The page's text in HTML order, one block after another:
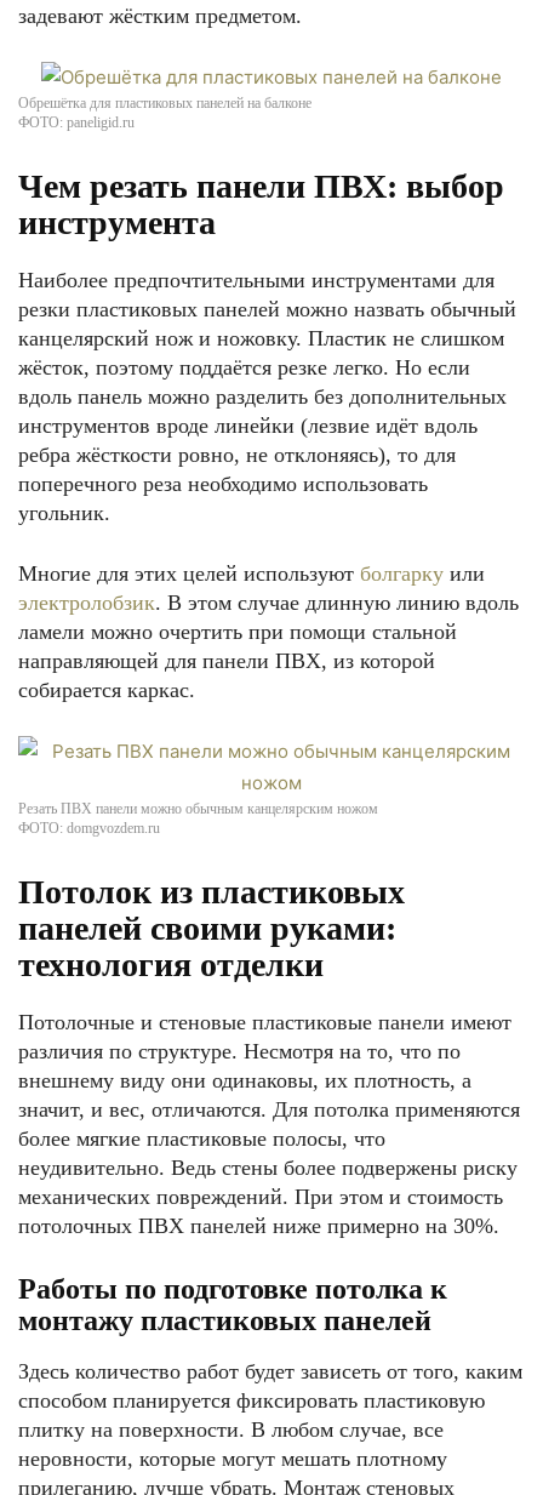
задевают жёстким предметом.
Обрешётка для пластиковых панелей на балконе
ФОТО: paneligid.ru
Чем резать панели ПВХ: выбор
инструмента
Наиболее предпочтительными инструментами для
резки пластиковых панелей можно назвать обычный
канцелярский нож и ножовку. Пластик не слишком
жёсток, поэтому поддаётся резке легко. Но если
вдоль панель можно разделить без дополнительных
инструментов вроде линейки (лезвие идёт вдоль
ребра жёсткости ровно, не отклоняясь), то для
поперечного реза необходимо использовать
угольник.
Многие для этих целей используют болгарку или
электролобзик. В этом случае длинную линию вдоль
ламели можно очертить при помощи стальной
направляющей для панели ПВХ, из которой
собирается каркас.
Резать ПВХ панели можно обычным канцелярским ножом
ФОТО: domgvozdem.ru
Потолок из пластиковых
панелей своими руками:
технология отделки
Потолочные и стеновые пластиковые панели имеют
различия по структуре. Несмотря на то, что по
внешнему виду они одинаковы, их плотность, а
значит, и вес, отличаются. Для потолка применяются
более мягкие пластиковые полосы, что
неудивительно. Ведь стены более подвержены риску
механических повреждений. При этом и стоимость
потолочных ПВХ панелей ниже примерно на 30%.
Работы по подготовке потолка к
монтажу пластиковых панелей
Здесь количество работ будет зависеть от того, каким
способом планируется фиксировать пластиковую
плитку на поверхности. В любом случае, все
неровности, которые могут мешать плотному
прилеганию, лучше убрать. Монтаж стеновых